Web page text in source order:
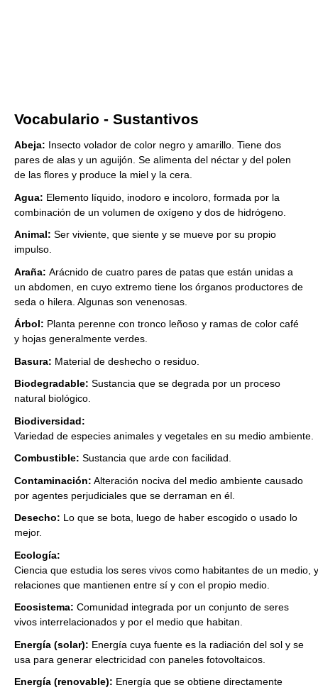
Vocabulario - Sustantivos
Abeja: Insecto volador de color negro y amarillo. Tiene dos
pares de alas y un aguijón. Se alimenta del néctar y del polen
de las flores y produce la miel y la cera.
Agua: Elemento líquido, inodoro e incoloro, formada por la
combinación de un volumen de oxígeno y dos de hidrógeno.
Animal: Ser viviente, que siente y se mueve por su propio
impulso.
Araña: Arácnido de cuatro pares de patas que están unidas a
un abdomen, en cuyo extremo tiene los órganos productores de
seda o hilera. Algunas son venenosas.
Árbol: Planta perenne con tronco leñoso y ramas de color café
y hojas generalmente verdes.
Basura: Material de deshecho o residuo.
Biodegradable: Sustancia que se degrada por un proceso
natural biológico.
Biodiversidad:
Variedad de especies animales y vegetales en su medio ambiente.
Combustible: Sustancia que arde con facilidad.
Contaminación: Alteración nociva del medio ambiente causado
por agentes perjudiciales que se derraman en él.
Desecho: Lo que se bota, luego de haber escogido o usado lo
mejor.
Ecología:
Ciencia que estudia los seres vivos como habitantes de un medio,
relaciones que mantienen entre sí y con el propio medio.
Ecosistema: Comunidad integrada por un conjunto de seres
vivos interrelacionados y por el medio que habitan.
Energía (solar): Energía cuya fuente es la radiación del sol y se
usa para generar electricidad con paneles fotovoltaicos.
Energía (renovable): Energía que se obtiene directamente